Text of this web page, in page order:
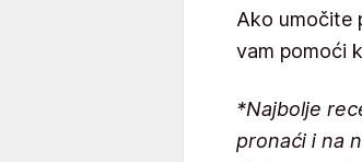
Ako umočite
vam pomoći
*Najbolje
pronaći i na